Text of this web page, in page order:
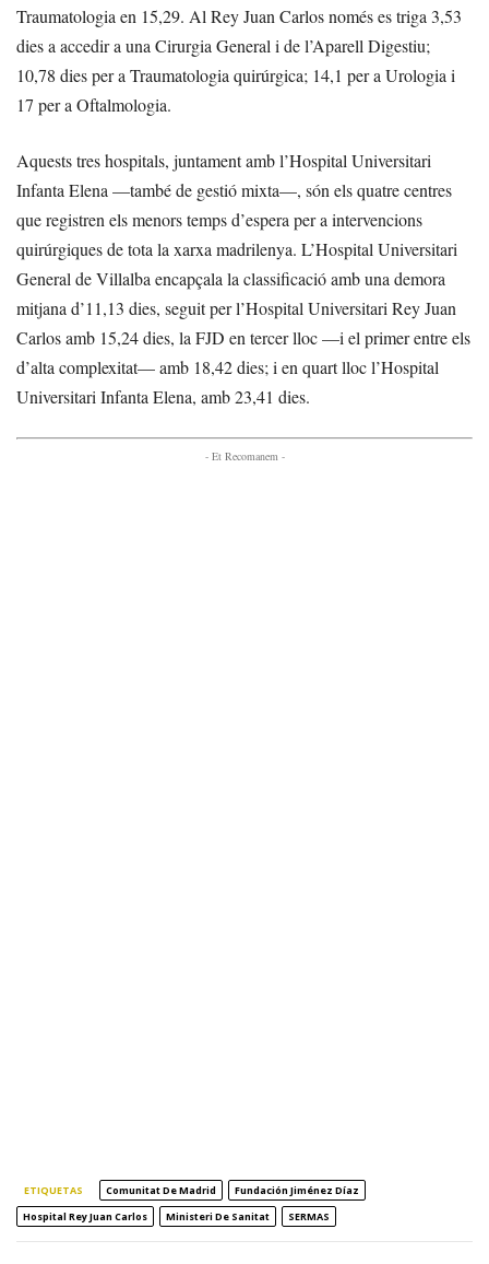
Traumatologia en 15,29. Al Rey Juan Carlos només es triga 3,53
dies a accedir a una Cirurgia General i de l’Aparell Digestiu;
10,78 dies per a Traumatologia quirúrgica; 14,1 per a Urologia i
17 per a Oftalmologia.
Aquests tres hospitals, juntament amb l’Hospital Universitari
Infanta Elena —també de gestió mixta—, són els quatre centres
que registren els menors temps d’espera per a intervencions
quirúrgiques de tota la xarxa madrilenya. L’Hospital Universitari
General de Villalba encapçala la classificació amb una demora
mitjana d’11,13 dies, seguit per l’Hospital Universitari Rey Juan
Carlos amb 15,24 dies, la FJD en tercer lloc —i el primer entre els
d’alta complexitat— amb 18,42 dies; i en quart lloc l’Hospital
Universitari Infanta Elena, amb 23,41 dies.
- Et Recomanem -
ETIQUETAS Comunitat De Madrid
Fundación Jiménez Díaz
Hospital Rey Juan Carlos
Ministeri De Sanitat SERMAS